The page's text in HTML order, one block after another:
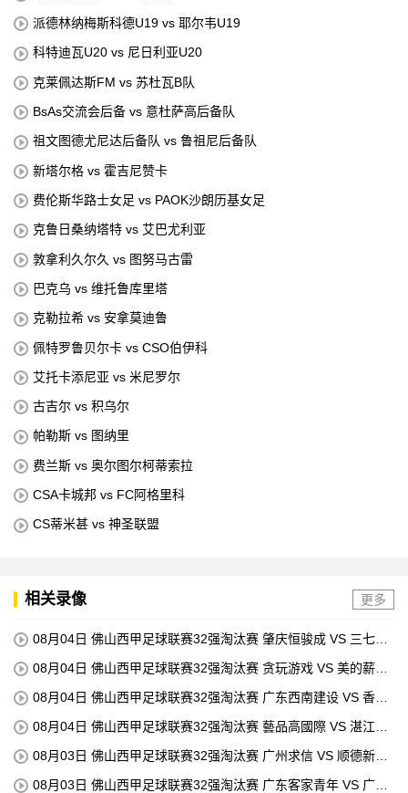
派德林纳梅斯科德U19 vs 耶尔韦U19
科特迪瓦U20 vs 尼日利亚U20
克莱佩达斯FM vs 苏杜瓦B队
BsAs交流会后备 vs 意杜萨高后备队
祖文图德尤尼达后备队 vs 鲁祖尼后备队
新塔尔格 vs 霍吉尼赞卡
费伦斯华路士女足 vs PAOK沙朗历基女足
克鲁日桑纳塔特 vs 艾巴尤利亚
敦拿利久尔久 vs 图努马古雷
巴克乌 vs 维托鲁库里塔
克勒拉希 vs 安拿莫迪鲁
佩特罗鲁贝尔卡 vs CSO伯伊科
艾托卡添尼亚 vs 米尼罗尔
古吉尔 vs 积乌尔
帕勒斯 vs 图纳里
费兰斯 vs 奥尔图尔柯蒂索拉
CSA卡城邦 vs FC阿格里科
CS蒂米甚 vs 神圣联盟
相关录像 更多
08月04日 佛山西甲足球联赛32强淘汰赛 肇庆恒骏成 VS 三七互
08月04日 佛山西甲足球联赛32强淘汰赛 贪玩游戏 VS 美的薪火
08月04日 佛山西甲足球联赛32强淘汰赛 广东西南建设 VS 香港
08月04日 佛山西甲足球联赛32强淘汰赛 藝品高國際 VS 湛江狂
08月03日 佛山西甲足球联赛32强淘汰赛 广州求信 VS 顺德新青
08月03日 佛山西甲足球联赛32强淘汰赛 广东客家青年 VS 广州